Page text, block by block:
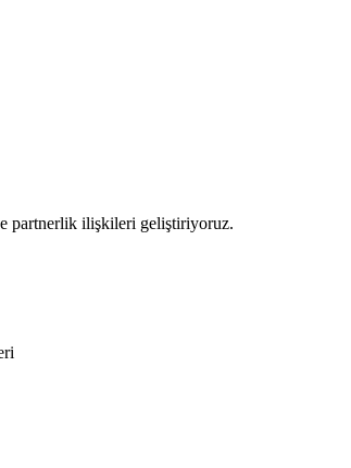
partnerlik ilişkileri geliştiriyoruz.